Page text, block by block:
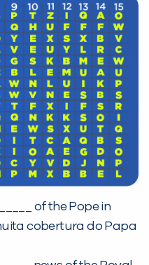
of the Pope in
cobertura do Papa
ou bairro que
dados abaixo e
em contato